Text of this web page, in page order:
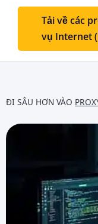
Tải về các
vụ Internet
ĐI SÂU HƠN VÀO